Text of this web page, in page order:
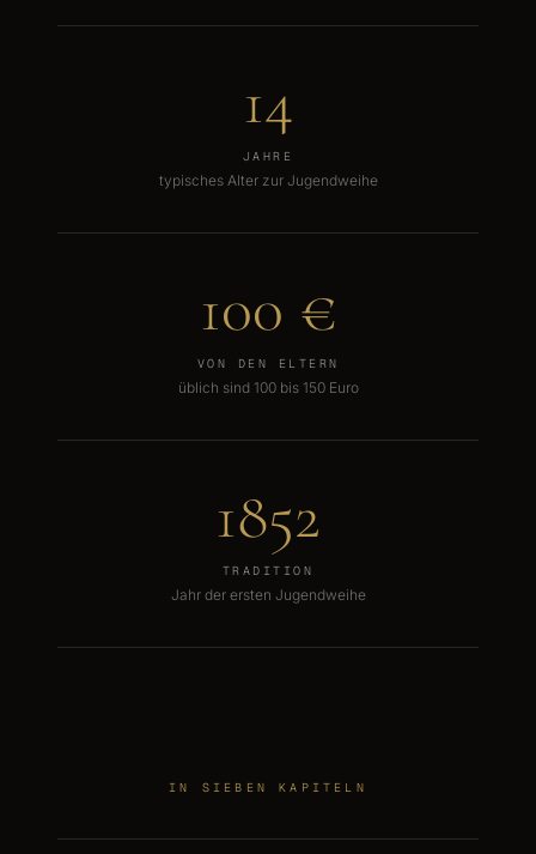
14
JAHRE
typisches Alter zur Jugendweihe
100 €
VON DEN ELTERN
üblich sind 100 bis 150 Euro
1852
TRADITION
Jahr der ersten Jugendweihe
IN SIEBEN KAPITELN